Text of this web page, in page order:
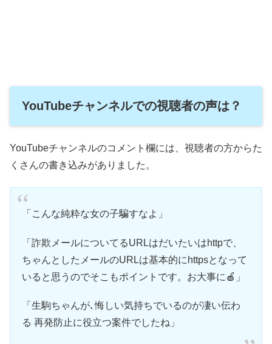
YouTubeチャンネルでの視聴者の声は？
YouTubeチャンネルのコメント欄には、視聴者の方からた
くさんの書き込みがありました。
「こんな純粋な女の子騙すなよ」
「詐欺メールについてるURLはだいたいはhttpで、
ちゃんとしたメールのURLは基本的にhttpsとなって
いると思うのでそこもポイントです。お大事に🍎」
「生駒ちゃんが､悔しい気持ちでいるのが凄い伝わ
る 再発防止に役立つ案件でしたね」